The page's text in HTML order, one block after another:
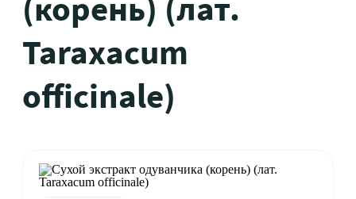
(корень) (лат.
Taraxacum
officinale)